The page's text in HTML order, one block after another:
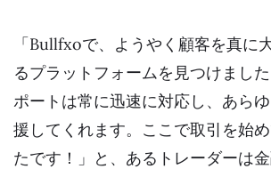
「Bullfxoで、ようやく顧客を真に
るプラットフォームを見つけまし
ポートは常に迅速に対応し、あら
援してくれます。ここで取引を始
たです！」と、あるトレーダーは